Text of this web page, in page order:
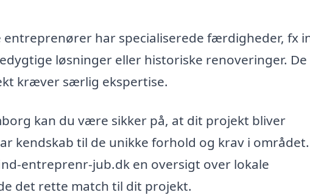
entreprenører har specialiserede færdigheder, fx
løsninger eller historiske renoveringer. De
kræver særlig ekspertise.
kan du være sikker på, at dit projekt bliver
kendskab til de unikke forhold og krav i området.
entreprenr-jub.dk en oversigt over lokale
det rette match til dit projekt.